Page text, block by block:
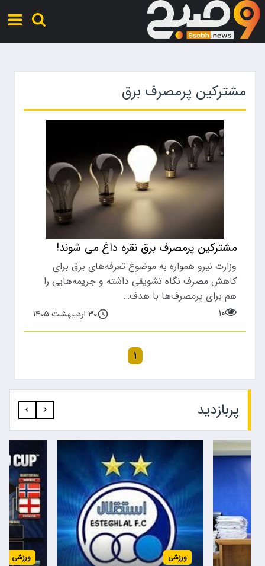
مشترکین پرمصرف برق
مشترکین پرمصرف برق نقره داغ می شوند!
وزارت نیرو همواره به موضوع تعرفه‌های برق برای
کاهش مصرف نگاه تشویقی داشته و جریمه‌هایی را
هم برای پرمصرف‌ها با هدف…
۱۰
۳۰ اردیبهشت ۱۴۰۵
۱
پربازدید‍
ورزشی ورزشی